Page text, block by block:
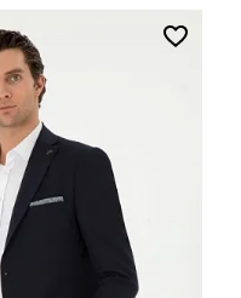
в корзину